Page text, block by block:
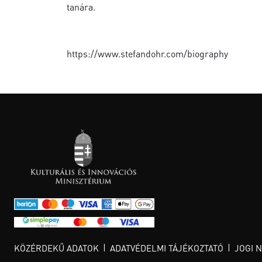
tanára.
https://www.stefandohr.com/biography
KÖZÉRDEKŰ ADATOK ADATVÉDELMI TÁJÉKOZTATÓ JOGI